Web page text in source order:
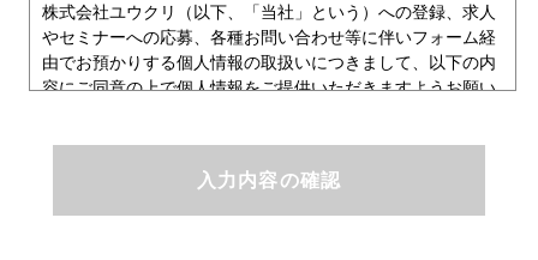
株式会社ユウクリ（以下、「当社」という）への登録、求人
やセミナーへの応募、各種お問い合わせ等に伴いフォーム経
由でお預かりする個人情報の取扱いにつきまして、以下の内
容にご同意の上で個人情報をご提供いただきますようお願い
ユウクリにおける個人情報保護方針